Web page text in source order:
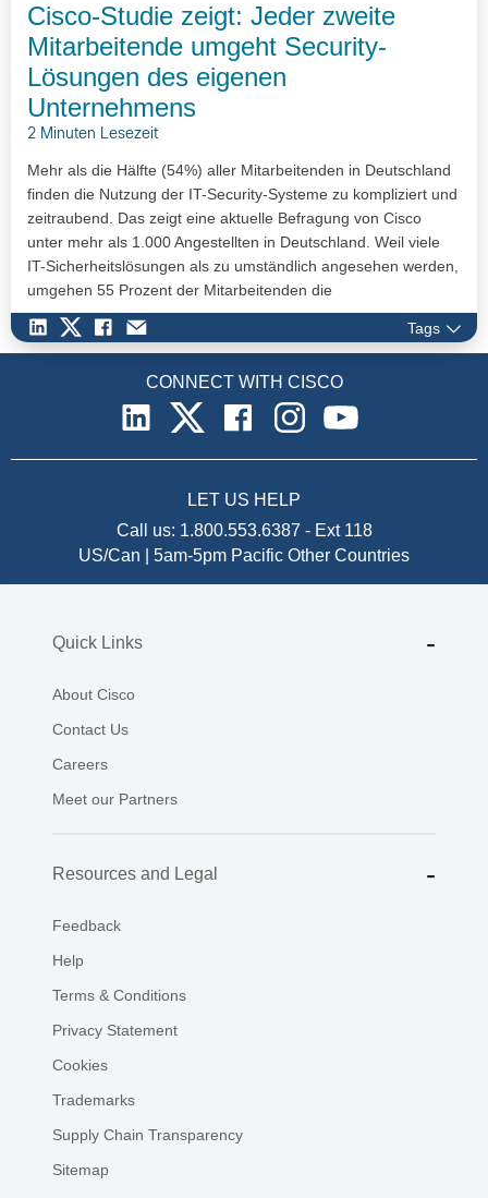
Cisco-Studie zeigt: Jeder zweite
Mitarbeitende umgeht Security-
Lösungen des eigenen
Unternehmens
2 Minuten Lesezeit
Mehr als die Hälfte (54%) aller Mitarbeitenden in Deutschland
finden die Nutzung der IT-Security-Systeme zu kompliziert und
zeitraubend. Das zeigt eine aktuelle Befragung von Cisco
unter mehr als 1.000 Angestellten in Deutschland. Weil viele
IT-Sicherheitslösungen als zu umständlich angesehen werden,
umgehen 55 Prozent der Mitarbeitenden die
Sicherheitsmaßnahmen ihres Unternehmens mindestens
einmal pro Woche, um ihre Aufgaben zügiger zu erledigen. 17
Tags
CONNECT WITH CISCO
LET US HELP
Call us: 1.800.553.6387 - Ext 118
US/Can | 5am-5pm Pacific Other Countries